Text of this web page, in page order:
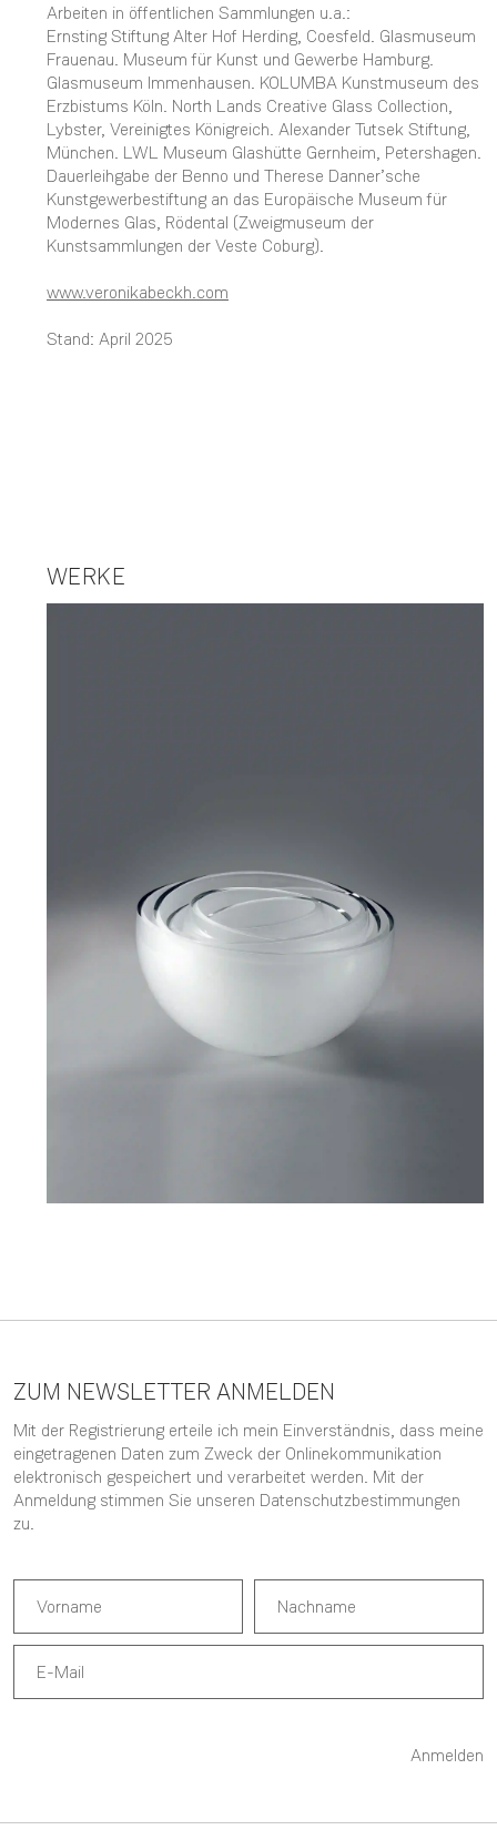
Arbeiten in öffentlichen Sammlungen u.a.:
Ernsting Stiftung Alter Hof Herding, Coesfeld. Glasmuseum
Frauenau. Museum für Kunst und Gewerbe Hamburg.
Glasmuseum Immenhausen. KOLUMBA Kunstmuseum des
Erzbistums Köln. North Lands Creative Glass Collection,
Lybster, Vereinigtes Königreich. Alexander Tutsek Stiftung,
München. LWL Museum Glashütte Gernheim, Petershagen.
Dauerleihgabe der Benno und Therese Danner’sche
Kunstgewerbestiftung an das Europäische Museum für
Modernes Glas, Rödental (Zweigmuseum der
Kunstsammlungen der Veste Coburg).
www.veronikabeckh.com
Stand: April 2025
WERKE
ZUM NEWSLETTER ANMELDEN
Mit der Registrierung erteile ich mein Einverständnis, dass meine
eingetragenen Daten zum Zweck der Onlinekommunikation
elektronisch gespeichert und verarbeitet werden. Mit der
Anmeldung stimmen Sie unseren Datenschutzbestimmungen
zu.
Anmelden